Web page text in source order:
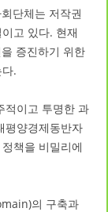
단체는 저작권
고 있다. 현재
증진하기 위한
.
적이고 투명한 과
평양경제동반자
책을 비밀리에
의 구축과